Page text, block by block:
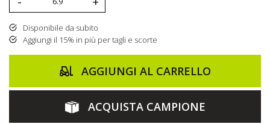
Disponibile da subito
Aggiungi il 15% in più per tagli e scorte
AGGIUNGI AL CARRELLO
ACQUISTA CAMPIONE